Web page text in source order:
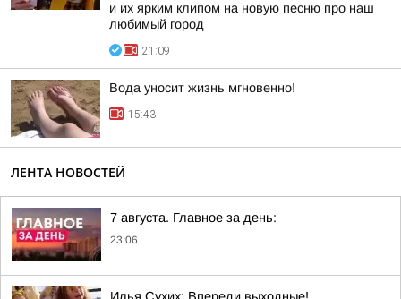
и их ярким клипом на новую песню про наш
любимый город
21:09
Вода уносит жизнь мгновенно!
15:43
ЛЕНТА НОВОСТЕЙ
7 августа. Главное за день:
23:06